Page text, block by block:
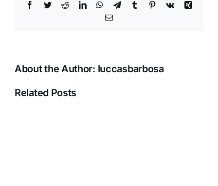
Spin
Facebook
TwitterRedditLinkedInWhatsApp
TelegramTumblr Pinterest
Vk
Xing
Email
About the Author: luccasbarbosa
Related Posts